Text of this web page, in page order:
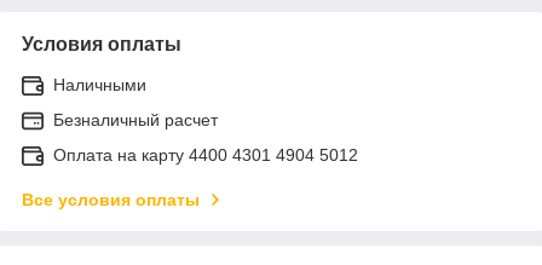
Условия оплаты
Наличными
Безналичный расчет
Оплата на карту 4400 4301 4904 5012
Все условия оплаты